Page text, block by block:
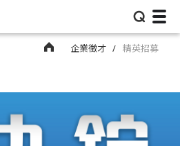
⌕
企業徵才 精英招募